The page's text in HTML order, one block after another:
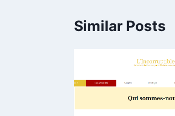
Similar Posts